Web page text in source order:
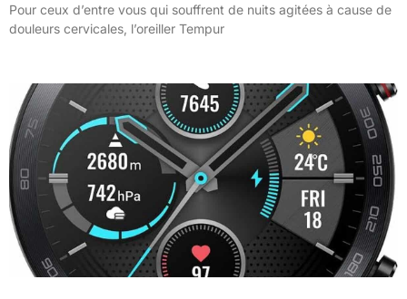
Pour ceux d’entre vous qui souffrent de nuits agitées à cause de
douleurs cervicales, l’oreiller Tempur